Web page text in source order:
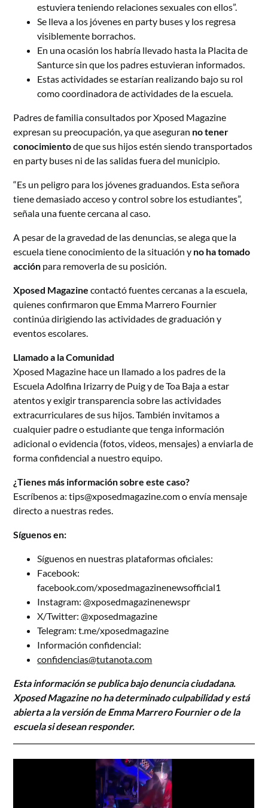
estuviera teniendo relaciones sexuales con ellos”.
Se lleva a los jóvenes en party buses y los regresa
visiblemente borrachos.
En una ocasión los habría llevado hasta la Placita de
Santurce sin que los padres estuvieran informados.
Estas actividades se estarían realizando bajo su rol
como coordinadora de actividades de la escuela.
Padres de familia consultados por Xposed Magazine
expresan su preocupación, ya que aseguran no tener
conocimientode que sus hijos estén siendo transportados
en party buses ni de las salidas fuera del municipio.
“Es un peligro para los jóvenes graduandos. Esta señora
tiene demasiado acceso y control sobre los estudiantes”,
señala una fuente cercana al caso.
A pesar de la gravedad de las denuncias, se alega que la
escuela tiene conocimiento de la situación y no ha tomado
acción para removerla de su posición.
Xposed Magazine contactó fuentes cercanas a la escuela,
quienes confirmaron que Emma Marrero Fournier
continúa dirigiendo las actividades de graduación y
eventos escolares.
Llamado a la Comunidad
Xposed Magazine hace un llamado a los padres de la
Escuela Adolfina Irizarry de Puig y de Toa Baja a estar
atentos y exigir transparencia sobre las actividades
extracurriculares de sus hijos. También invitamos a
cualquier padre o estudiante que tenga información
adicional o evidencia (fotos, videos, mensajes) a enviarla de
forma confidencial a nuestro equipo.
¿Tienes más información sobre este caso?
Escríbenos a: tips@xposedmagazine.com o envía mensaje
directo a nuestras redes.
Síguenos en:
Síguenos en nuestras plataformas oficiales:
Facebook:
facebook.com/xposedmagazinenewsofficial1
Instagram: @xposedmagazinenewspr
X/Twitter: @xposedmagazine
Telegram: t.me/xposedmagazine
Información confidencial:
confidencias@tutanota.com
Esta información se publica bajo denuncia ciudadana.
Xposed Magazine no ha determinado culpabilidad y está
abierta a la versión de Emma Marrero Fournier o de la
escuela si desean responder.